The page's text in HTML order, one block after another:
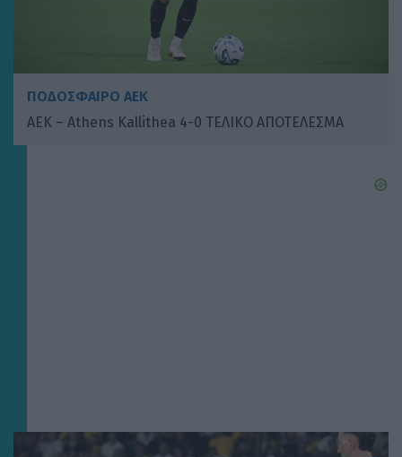
ΠΟΔΟΣΦΑΙΡΟ ΑΕΚ
ΑΕΚ – Athens Kallithea 4-0 ΤΕΛΙΚΟ ΑΠΟΤΕΛΕΣΜΑ